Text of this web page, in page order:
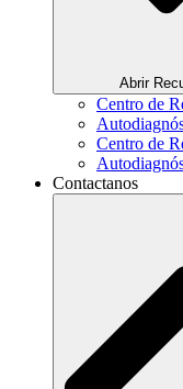
Abrir
Centro de
Centro de
Contactanos